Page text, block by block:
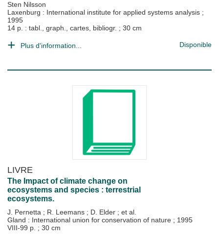
Sten Nilsson
Laxenburg : International institute for applied systems analysis ;
1995
14 p. : tabl., graph., cartes, bibliogr. ; 30 cm
Plus d'information... Disponible
LIVRE
The Impact of climate change on
ecosystems and species : terrestrial
ecosystems.
J. Pernetta ; R. Leemans ; D. Elder ; et al.
Gland : International union for conservation of nature ; 1995
VIII-99 p. ; 30 cm